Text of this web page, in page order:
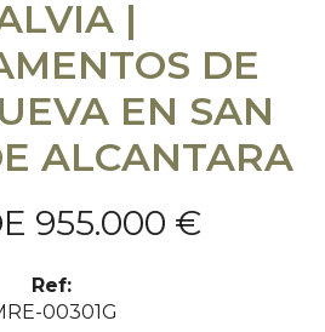
|
DE
EN SAN
ALCANTARA
955.000 €
Ref:
00301G